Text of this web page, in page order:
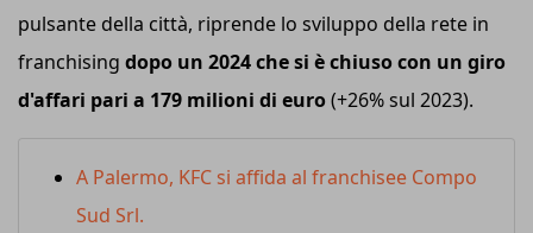
pulsante della città, riprende lo sviluppo della rete in
franchising dopo un 2024 che si è chiuso con un giro
d'affari pari a 179 milioni di euro(+26% sul 2023).
A Palermo, KFC si affida al franchisee Compo
Sud Srl.